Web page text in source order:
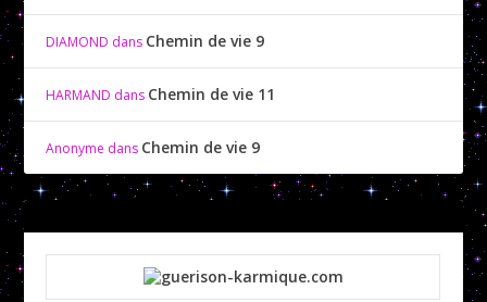
DIAMOND dans Chemin de vie 9
HARMAND dans Chemin de vie 11
Anonyme dans Chemin de vie 9